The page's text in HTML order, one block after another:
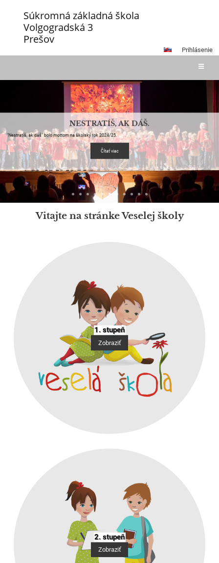
Súkromná základná škola
Volgogradská 3
Prešov
Prihlásenie
MÓDNA PREHLIADKA HANKY BALÁŽOVEJ -
MÝTICKÉ BYTOSTI
Hanka Balážová nás svojou módnou prehliadkou na tému mýtické bytosti vtiahla do magického sveta.
Vitajte na stránke Veselej školy
1. stupeň
Zobraziť
2. stupeň
Zobraziť